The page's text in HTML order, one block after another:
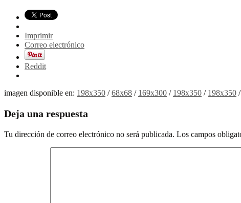
Imprimir
Correo electrónico
Reddit
imagen disponible en: 198x350 /68x68 / 169x300 / 198x350 / 198x350 /
Deja una respuesta
Tu dirección de correo electrónico no será publicada. Los campos